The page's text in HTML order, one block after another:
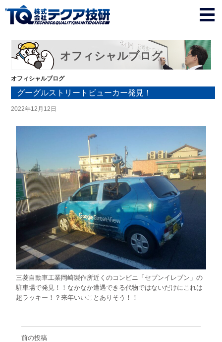
オフィシャルブログ
オフィシャルブログ
グーグルストリートビューカー発見！
2022年12月12日
三菱自動車工業岡崎製作所近くのコンビニ「セブンイレブン」の
駐車場で発見！！なかなか遭遇できる代物ではないだけにこれは
超ラッキー！？来年いいことありそう！！
前の投稿